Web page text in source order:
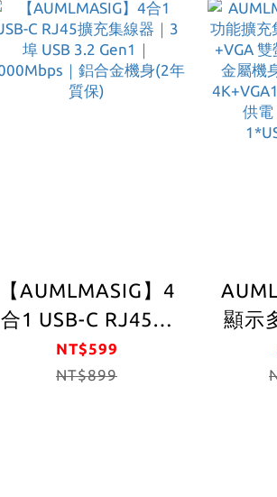
【AUMLMASIG】4
合1 USB-C RJ45擴
充集線器｜3埠 USB
3.2 Gen1｜
NT$599
NT$899
顯示
線